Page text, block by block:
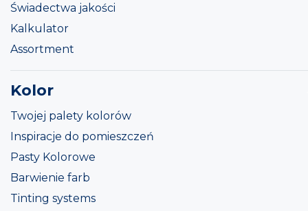
Świadectwa jakości
Kalkulator
Assortment
Kolor
Twojej palety kolorów
Inspiracje do pomieszczeń
Pasty Kolorowe
Barwienie farb
Tinting systems